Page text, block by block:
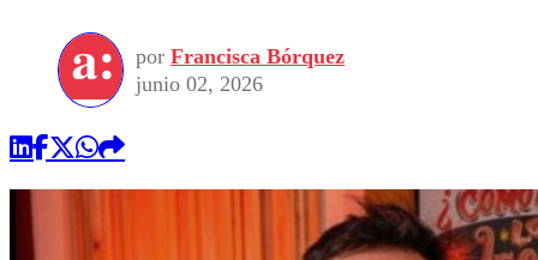
por Francisca Bórquez
junio 02, 2026